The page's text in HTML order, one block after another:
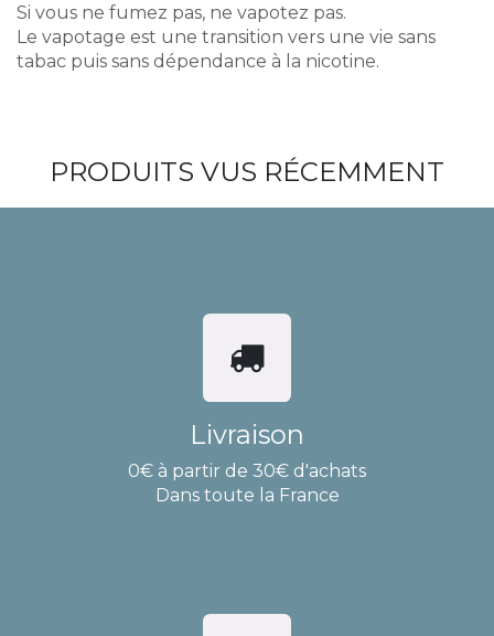
Si vous ne fumez pas, ne vapotez pas.
Le vapotage est une transition vers une vie sans
tabac puis sans dépendance à la nicotine.
PRODUITS VUS RÉCEMMENT
Livraison
0€ à partir de 30€ d'achats
Dans toute la France